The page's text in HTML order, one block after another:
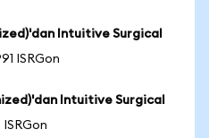
Intuitive Surgical
ISRGon
Intuitive Surgical